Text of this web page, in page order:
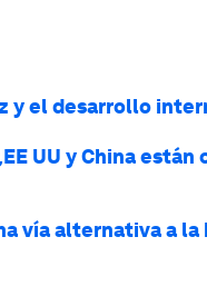
y el desarrollo
UU y China están
vía alternativa a la